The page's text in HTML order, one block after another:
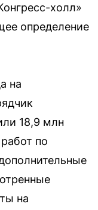
холл»
определение
на
18,9 млн
по
на